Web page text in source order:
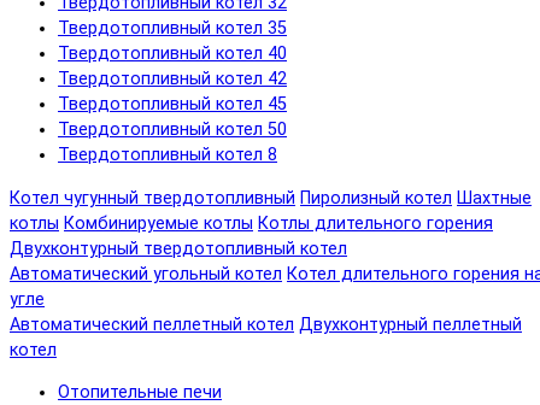
Твердотопливный котел 35
Твердотопливный котел 40
Твердотопливный котел 42
Твердотопливный котел 45
Твердотопливный котел 50
Твердотопливный котел 8
Котел чугунный твердотопливный Пиролизный котел Шахтные
котлы Комбинируемые котлы Котлы длительного горения
Двухконтурный твердотопливный котел
Автоматический угольный котел Котел длительного горения
угле
Автоматический пеллетный котел Двухконтурный пеллетный
котел
Отопительные печи